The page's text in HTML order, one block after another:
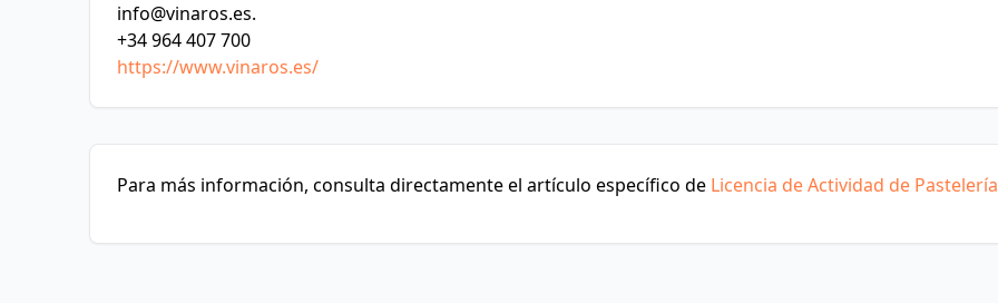
info@vinaros.es.
+34 964 407 700
https://www.vinaros.es/
Para más información, consulta directamente el artículo específico de Licencia de Actividad de Pastelería